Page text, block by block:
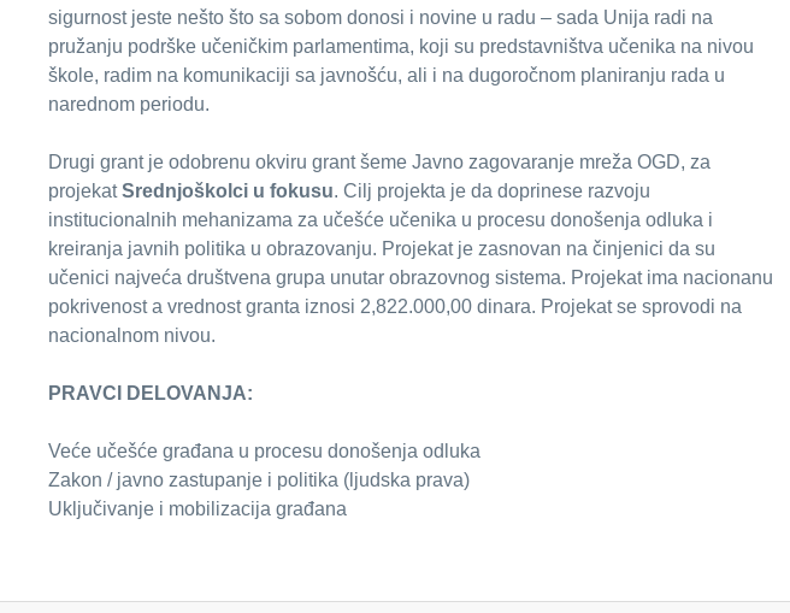
sigurnost jeste nešto što sa sobom donosi i novine u radu – sada Unija radi na
pružanju podrške učeničkim parlamentima, koji su predstavništva učenika na nivou
škole, radim na komunikaciji sa javnošću, ali i na dugoročnom planiranju rada u
narednom periodu.
Drugi grant je odobrenu okviru grant šeme Javno zagovaranje mreža OGD, za
projekatSrednjoškolci u fokusu. Cilj projekta je da doprinese razvoju
institucionalnih mehanizama za učešće učenika u procesu donošenja odluka i
kreiranja javnih politika u obrazovanju. Projekat je zasnovan na činjenici da su
učenici najveća društvena grupa unutar obrazovnog sistema. Projekat ima nacionanu
pokrivenost a vrednost granta iznosi 2,822.000,00 dinara. Projekat se sprovodi na
nacionalnom nivou.
PRAVCI DELOVANJA:
Veće učešće građana u procesu donošenja odluka
Zakon / javno zastupanje i politika (ljudska prava)
Uključivanje i mobilizacija građana